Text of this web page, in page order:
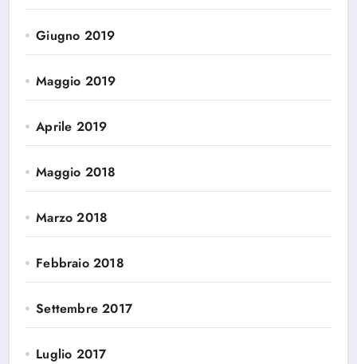
Giugno 2019
Maggio 2019
Aprile 2019
Maggio 2018
Marzo 2018
Febbraio 2018
Settembre 2017
Luglio 2017